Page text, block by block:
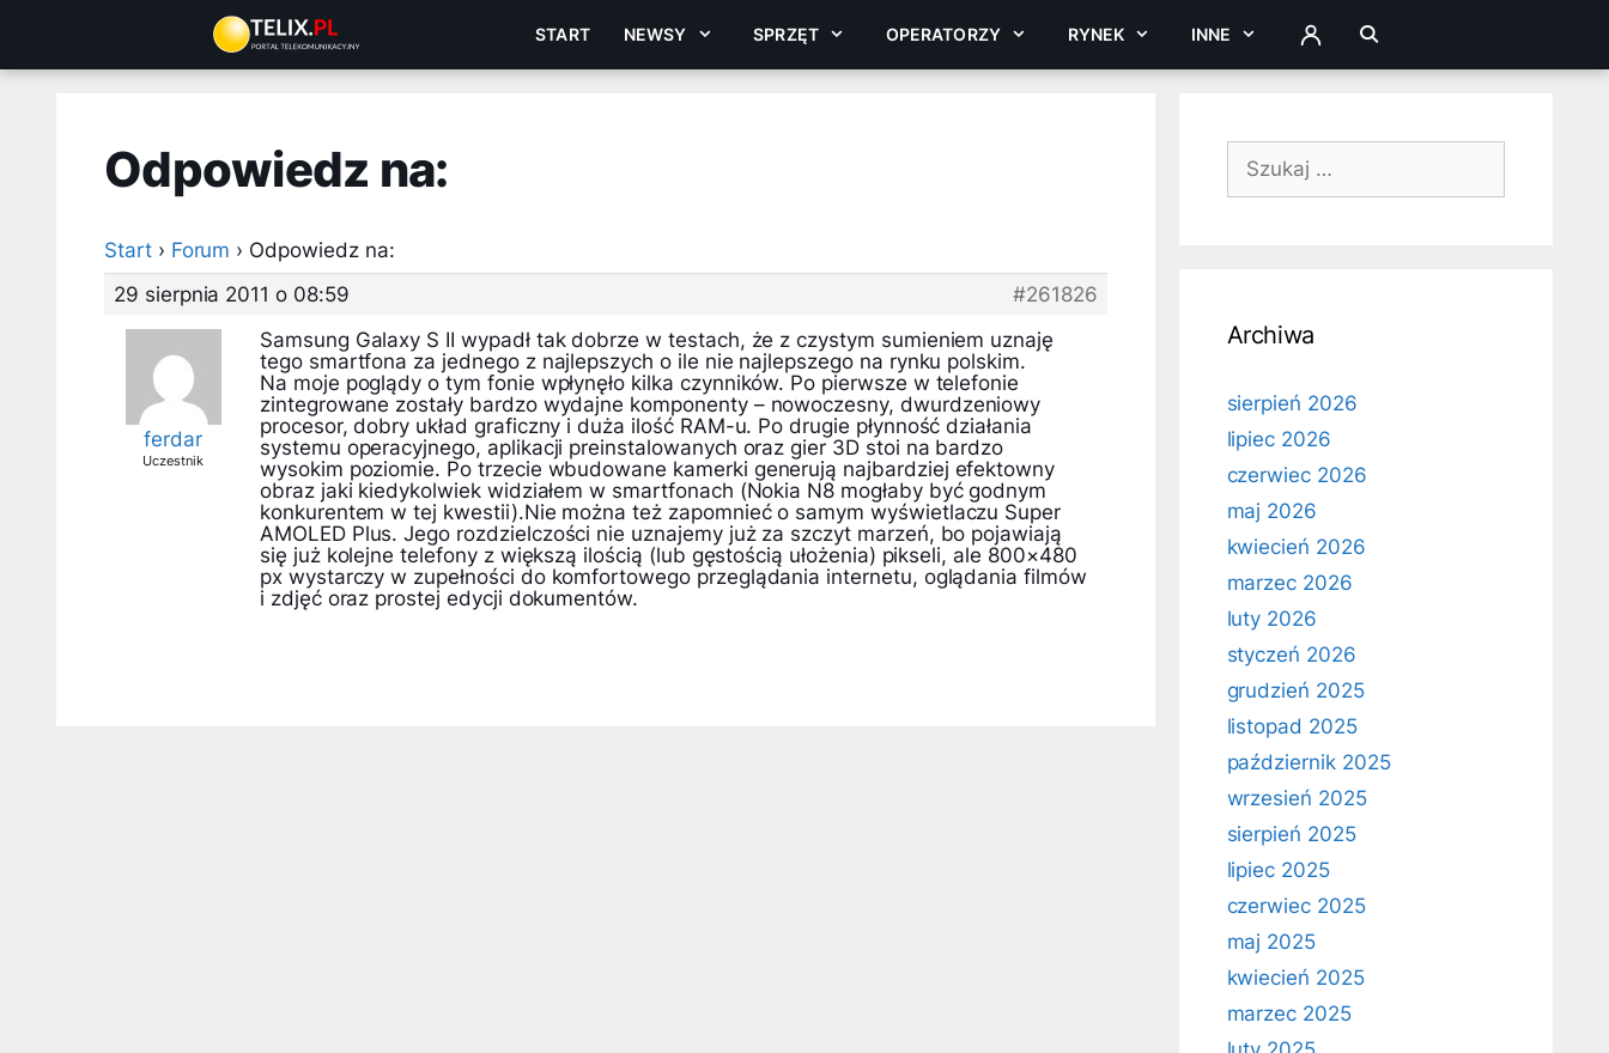
treści
START NEWSY SPRZĘT OPERATORZY RYNEK INNE ZALOGUJ
Odpowiedz na:
Start › Forum › Odpowiedz na:
29 sierpnia 2011 o 08:59
#261826
ferdar
Uczestnik
Samsung Galaxy S II wypadł tak dobrze w testach, że z czystym sumieniem uznaję
tego smartfona za jednego z najlepszych o ile nie najlepszego na rynku polskim.
Na moje poglądy o tym fonie wpłynęło kilka czynników. Po pierwsze w telefonie
zintegrowane zostały bardzo wydajne komponenty – nowoczesny, dwurdzeniowy
procesor, dobry układ graficzny i duża ilość RAM-u. Po drugie płynność działania
systemu operacyjnego, aplikacji preinstalowanych oraz gier 3D stoi na bardzo
wysokim poziomie. Po trzecie wbudowane kamerki generują najbardziej efektowny
obraz jaki kiedykolwiek widziałem w smartfonach (Nokia N8 mogłaby być godnym
konkurentem w tej kwestii).Nie można też zapomnieć o samym wyświetlaczu Super
AMOLED Plus. Jego rozdzielczości nie uznajemy już za szczyt marzeń, bo pojawiają
się już kolejne telefony z większą ilością (lub gęstością ułożenia) pikseli, ale 800×480
px wystarczy w zupełności do komfortowego przeglądania internetu, oglądania filmów
i zdjęć oraz prostej edycji dokumentów.
Szukaj:
Archiwa
sierpień 2026
lipiec 2026
czerwiec 2026
maj 2026
kwiecień 2026
marzec 2026
luty 2026
styczeń 2026
grudzień 2025
listopad 2025
październik 2025
wrzesień 2025
sierpień 2025
lipiec 2025
czerwiec 2025
maj 2025
kwiecień 2025
marzec 2025